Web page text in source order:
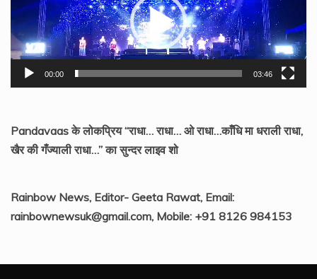
00:00 03:46
Pandavaas के लोकप्रिय “राधा… राधा… ओ राधा…काँधि मा धराली राधा,
खैर की गँज्याली राधा…” का सुन्दर लाइव शो
Rainbow News, Editor- Geeta Rawat, Email:
rainbownewsuk@gmail.com, Mobile: +91 8126 984153